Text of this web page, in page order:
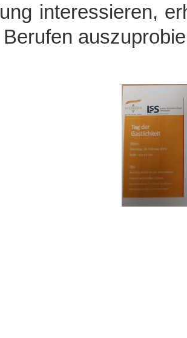
interessieren,